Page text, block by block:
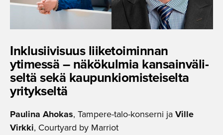
Inklusii­visuus liiketoi­minnan
ytimessä – näkökulmia kansainvä­li­
seltä sekä kaupunkio­mis­tei­selta
yritykseltä
Paulina Ahokas, Tampere-talo-konserni jaVille
Virkki, Courtyard by Marriot